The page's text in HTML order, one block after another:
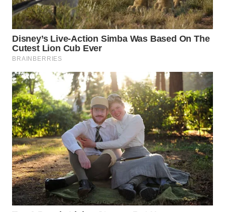
WN
DEPOK
WN
UTARA
WN
SAMOSIR
WN
PADANG
LAWAS
WN
SUMEDANG